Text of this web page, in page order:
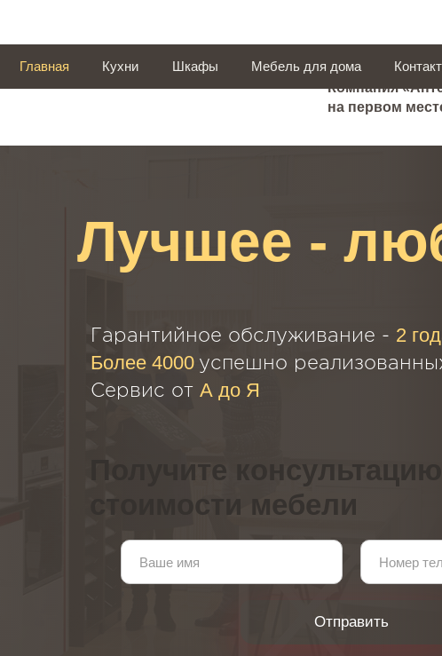
Главная Кухни Шкафы Мебель для дома
Компания
на первом
Лучшее -
Гарантийное обслуживание - 2
Более 4000 успешно
Сервис от А до Я
Получите консультацию
стоимости мебели